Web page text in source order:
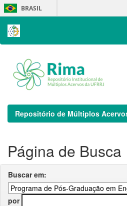
Skip
navigation
BRASIL
Repositório de Múltiplos
Página de Busca
Buscar em:
por